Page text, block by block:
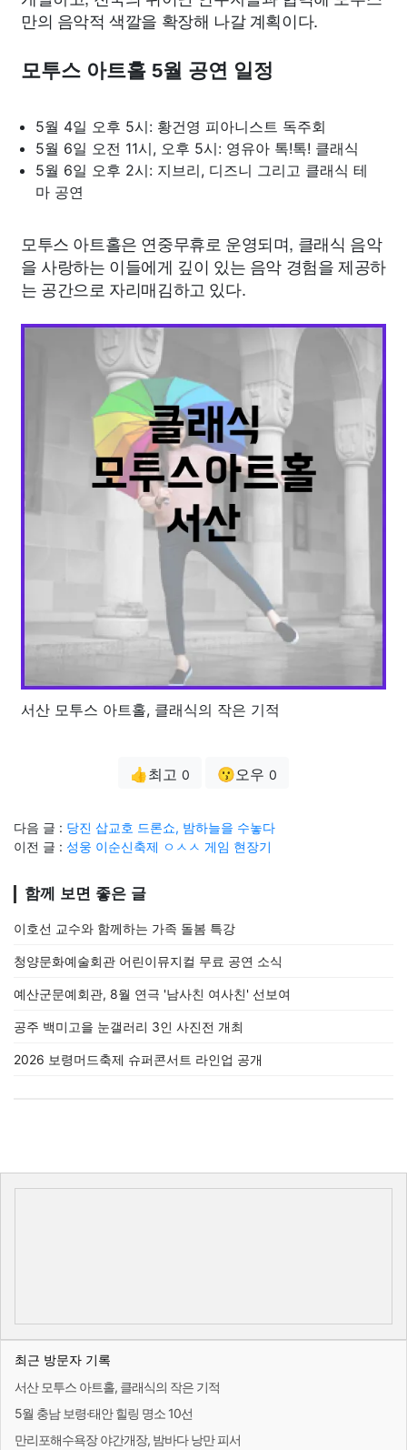
만의 음악적 색깔을 확장해 나갈 계획이다.
모투스 아트홀 5월 공연 일정
5월 4일 오후 5시: 황건영 피아니스트 독주회
5월 6일 오전 11시, 오후 5시: 영유아 톡!톡! 클래식
5월 6일 오후 2시: 지브리, 디즈니 그리고 클래식 테
마 공연
모투스 아트홀은 연중무휴로 운영되며, 클래식 음악
을 사랑하는 이들에게 깊이 있는 음악 경험을 제공하
는 공간으로 자리매김하고 있다.
서산 모투스 아트홀, 클래식의 작은 기적
👍최고 0 😗오우 0
다음 글 : 당진 삽교호 드론쇼, 밤하늘을 수놓다
이전 글 : 성웅 이순신축제 ㅇㅅㅅ 게임 현장기
함께 보면 좋은 글
이호선 교수와 함께하는 가족 돌봄 특강
청양문화예술회관 어린이뮤지컬 무료 공연 소식
예산군문예회관, 8월 연극 '남사친 여사친' 선보여
공주 백미고을 눈갤러리 3인 사진전 개최
2026 보령머드축제 슈퍼콘서트 라인업 공개
최근 방문자 기록
서산 모투스 아트홀, 클래식의 작은 기적
5월 충남 보령·태안 힐링 명소 10선
만리포해수욕장 야간개장, 밤바다 낭만 피서